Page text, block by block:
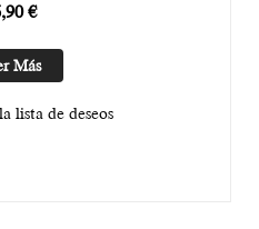
€
Más
lista de deseos